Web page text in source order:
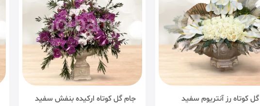
کوتاه رز آنتریوم سفید
جام گل کوتاه ارکیده بنفش سفید